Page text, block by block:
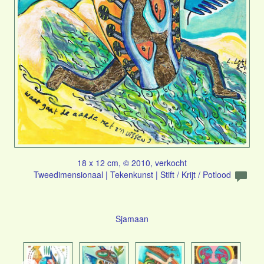
18 x 12 cm, © 2010, verkocht
Tweedimensionaal | Tekenkunst | Stift / Krijt / Potlood
Sjamaan